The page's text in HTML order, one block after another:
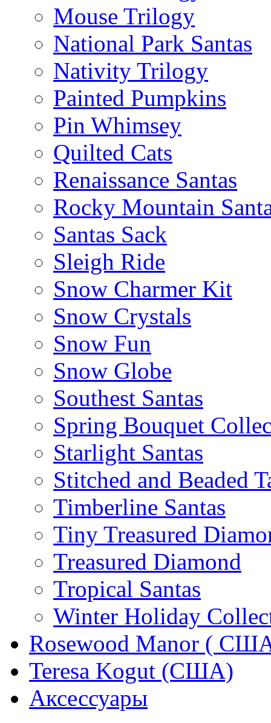
Mouse Trilogy
National Park Santas
Nativity Trilogy
Painted Pumpkins
Pin Whimsey
Quilted Cats
Renaissance Santas
Rocky Mountain
Santas Sack
Sleigh Ride
Snow Charmer Kit
Snow Crystals
Snow Fun
Snow Globe
Southest Santas
Spring Bouquet
Starlight Santas
Stitched and Beaded
Timberline Santas
Tiny Treasured
Treasured Diamond
Tropical Santas
Winter Holiday
Rosewood Manor (
Teresa Kogut (США)
Аксессуары